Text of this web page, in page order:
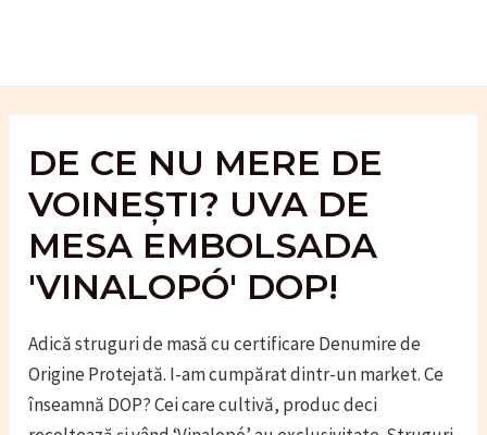
DE CE NU MERE DE
VOINEȘTI? UVA DE
MESA EMBOLSADA
'VINALOPÓ' DOP!
Adică struguri de masă cu certificare Denumire de
Origine Protejată. I-am cumpărat dintr-un market. Ce
înseamnă DOP? Cei care cultivă, produc deci